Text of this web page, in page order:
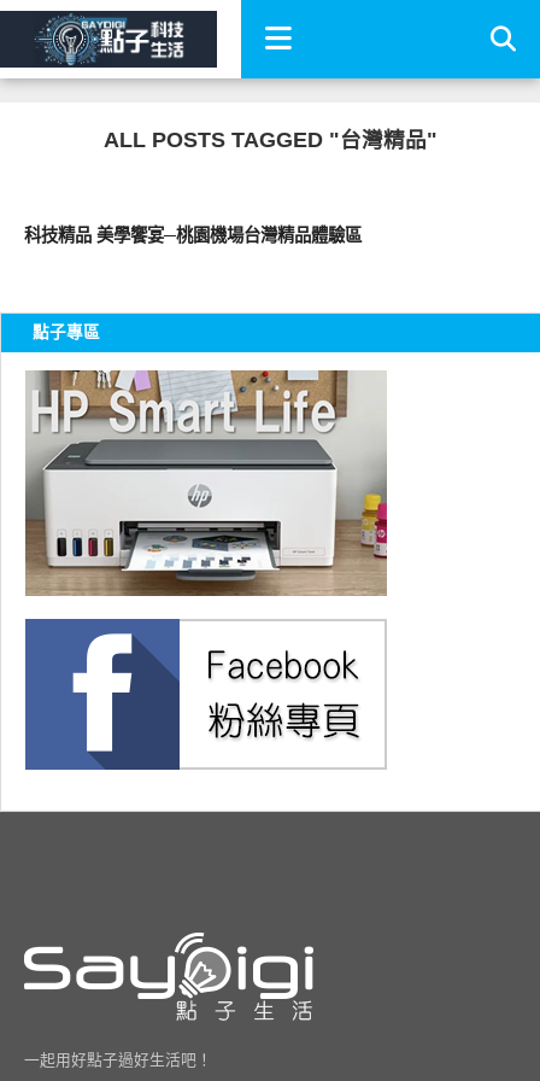
ALL POSTS TAGGED "台灣精品"
科技精品 美學饗宴─桃園機場台灣精品體驗區
點子專區
一起用好點子過好生活吧！